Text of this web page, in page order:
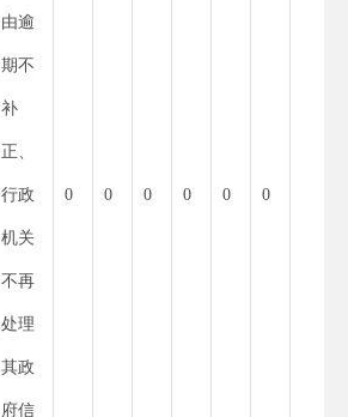
由逾
期不
补
正、
行政
机关
不再
处理
其政
府信
0 0 0 0 0 0